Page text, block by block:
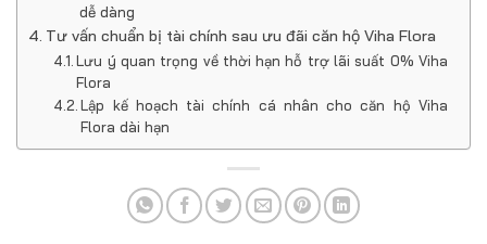
dễ dàng
Tư vấn chuẩn bị tài chính sau ưu đãi căn hộ Viha Flora
Lưu ý quan trọng về thời hạn hỗ trợ lãi suất 0% Viha
Flora
Lập kế hoạch tài chính cá nhân cho căn hộ Viha
Flora dài hạn